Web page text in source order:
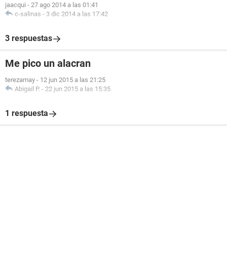
jaacqui - 27 ago 2014 a las 01:41
c-salinas - 3 dic 2014 a las 17:42
3 respuestas
Me pico un alacran
terezamay - 12 jun 2015 a las 21:25
Abigail P. - 22 jun 2015 a las 15:35
1 respuesta